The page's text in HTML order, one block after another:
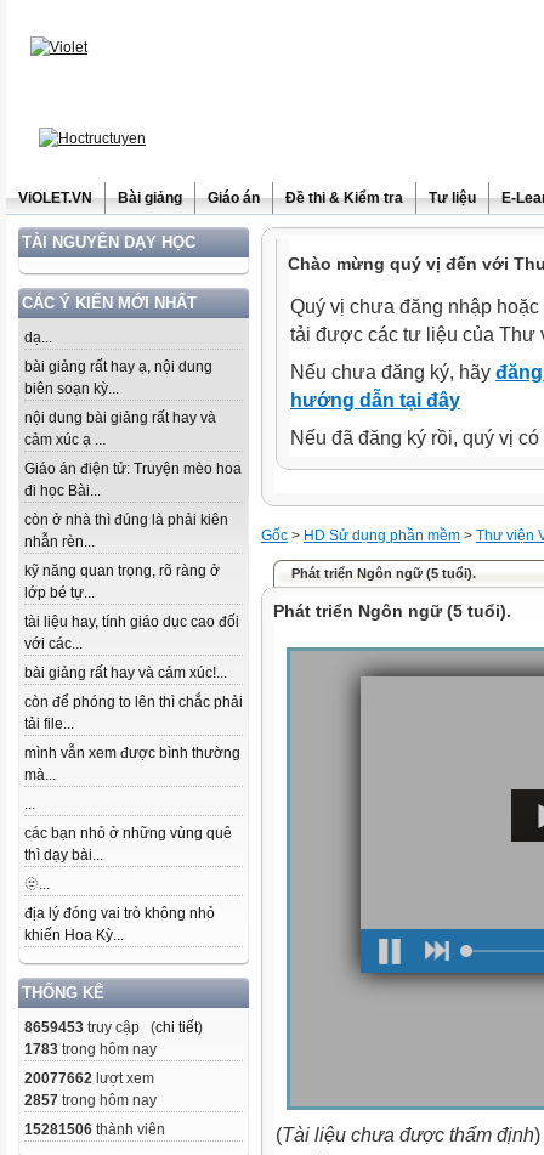
ViOLET.VN Bài giảng Giáo án Đề thi & Kiểm tra Tư liệu E-
TÀI NGUYÊN DẠY HỌC
CÁC Ý KIẾN MỚI NHẤT
dạ...
bài giảng rất hay ạ, nội dung
biên soạn kỳ...
nội dung bài giảng rất hay và
cảm xúc ạ ...
Giáo án điện tử: Truyện mèo hoa
đi học Bài...
còn ở nhà thì đúng là phải kiên
nhẫn rèn...
kỹ năng quan trọng, rõ ràng ở
lớp bé tự...
tài liệu hay, tính giáo dục cao đối
với các...
bài giảng rất hay và cảm xúc!...
còn để phóng to lên thì chắc phải
tải file...
mình vẫn xem được bình thường
mà...
...
các bạn nhỏ ở những vùng quê
thì dạy bài...
🫥...
địa lý đóng vai trò không nhỏ
khiến Hoa Kỳ...
THỐNG KÊ
8659453 truy cập (chi tiết)
1783 trong hôm nay
20077662 lượt xem
2857 trong hôm nay
15281506 thành viên
Chào mừng quý vị đến với
Quý vị chưa đăng nhập
tải được các tư liệu của Thư
Nếu chưa đăng ký, hãy
hướng dẫn tại đây
Nếu đã đăng ký rồi, quý vị
Gốc > HD Sử dụng phần mềm > Thư viện
Phát triển Ngôn ngữ (5 tuổi).
Phát triển Ngôn ngữ (5 tuổi).
(Tài liệu chưa được thẩm định)